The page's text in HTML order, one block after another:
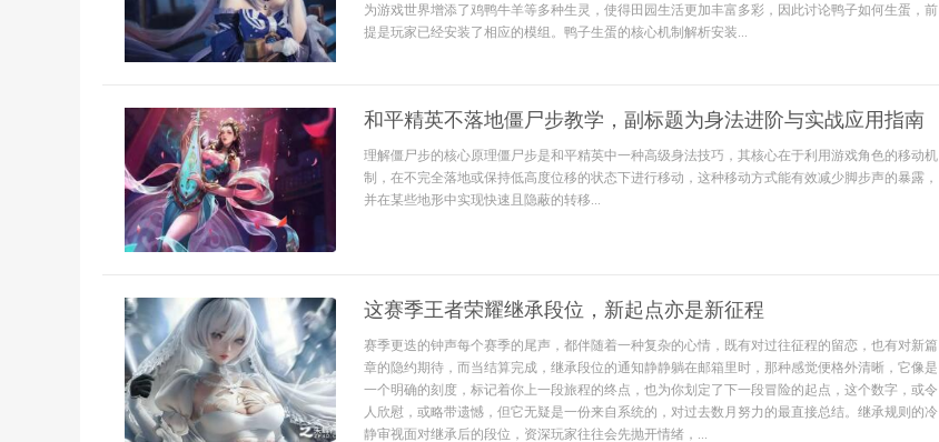
为游戏世界增添了鸡鸭牛羊等多种生灵，使得田园生活更加丰富多彩，因此讨论鸭子如何生蛋，前
提是玩家已经安装了相应的模组。鸭子生蛋的核心机制解析安装...
和平精英不落地僵尸步教学，副标题为身法进阶与实战应用指南
理解僵尸步的核心原理僵尸步是和平精英中一种高级身法技巧，其核心在于利用游戏角色的移动机
制，在不完全落地或保持低高度位移的状态下进行移动，这种移动方式能有效减少脚步声的暴露，
并在某些地形中实现快速且隐蔽的转移...
这赛季王者荣耀继承段位，新起点亦是新征程
赛季更迭的钟声每个赛季的尾声，都伴随着一种复杂的心情，既有对过往征程的留恋，也有对新篇
章的隐约期待，而当结算完成，继承段位的通知静静躺在邮箱里时，那种感觉便格外清晰，它像是
一个明确的刻度，标记着你上一段旅程的终点，也为你划定了下一段冒险的起点，这个数字，或令
人欣慰，或略带遗憾，但它无疑是一份来自系统的，对过去数月努力的最直接总结。继承规则的冷
静审视面对继承后的段位，资深玩家往往会先抛开情绪，...